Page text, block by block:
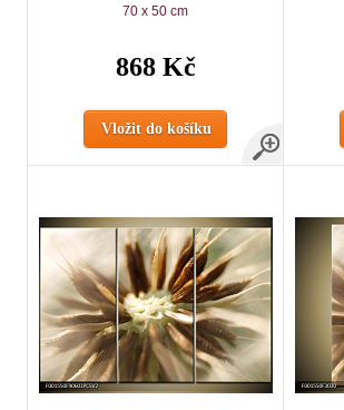
70 x 50 cm
868 Kč
Vložit do košíku